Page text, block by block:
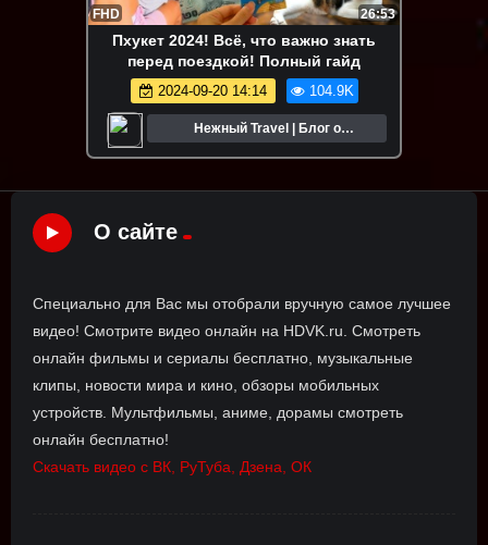
FHD 26:53
Пхукет 2024! Всё, что важно знать
перед поездкой! Полный гайд
2024-09-20 14:14 104.9K
Нежный Travel | Блог о
путешествиях
О сайте
Специально для Вас мы отобрали вручную самое лучшее
видео! Смотрите видео онлайн на HDVK.ru. Смотреть
онлайн фильмы и сериалы бесплатно, музыкальные
клипы, новости мира и кино, обзоры мобильных
устройств. Мультфильмы, аниме, дорамы смотреть
онлайн бесплатно!
Скачать видео с ВК, РуТуба, Дзена, ОК